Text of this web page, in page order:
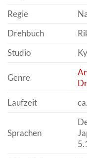
Regie
Drehbuch
Studio
Genre
Laufzeit
Sprachen